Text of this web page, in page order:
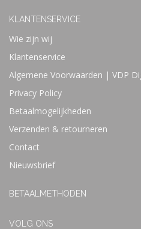
KLANTENSERVICE
Wie zijn wij
Klantenservice
Algemene Voorwaarden | VDP
Privacy Policy
Betaalmogelijkheden
Verzenden & retourneren
Contact
Nieuwsbrief
BETAALMETHODEN
VOLG ONS